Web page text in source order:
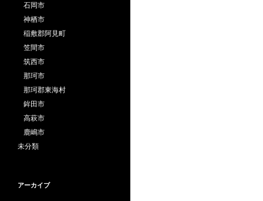
石岡市
神栖市
稲敷郡阿見町
笠間市
筑西市
那珂市
那珂郡東海村
鉾田市
高萩市
鹿嶋市
未分類
アーカイブ